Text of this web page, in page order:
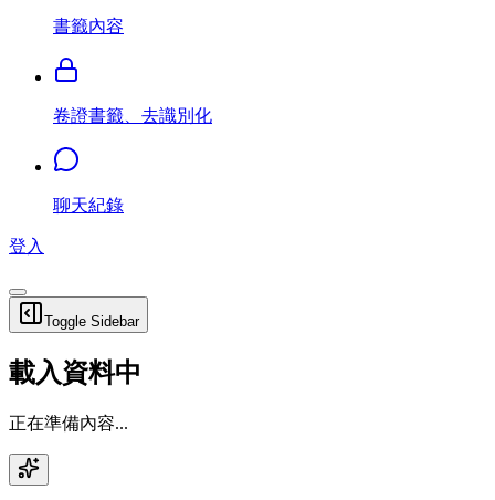
書籤內容
卷證書籤、去識別化
聊天紀錄
登入
Toggle Sidebar
載入資料中
正在準備內容...